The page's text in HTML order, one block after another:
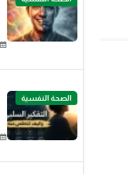
الصحة النفسية